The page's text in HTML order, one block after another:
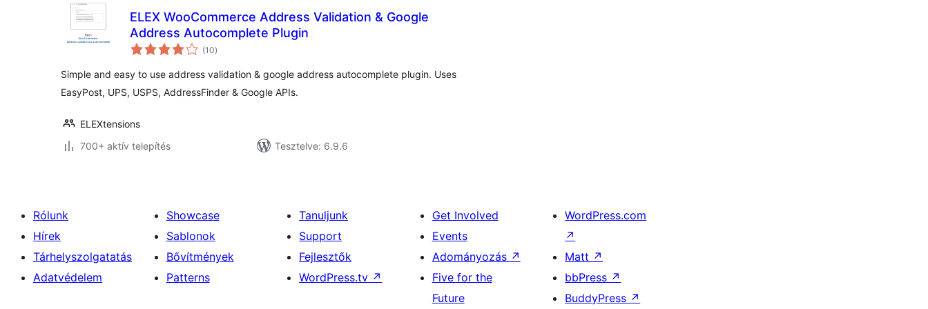
ELEX WooCommerce Address Validation & Google
Address Autocomplete Plugin
(10értékelés
összesen
)
Simple and easy to use address validation & google address autocomplete plugin. Uses
EasyPost, UPS, USPS, AddressFinder & Google APIs.
ELEXtensions
700+ aktív telepítés
Tesztelve: 6.9.6
Rólunk
Hírek
Tárhelyszolgatatás
Adatvédelem
Showcase
Sablonok
Bővítmények
Patterns
Tanuljunk
Support
Fejlesztők
WordPress.tv ↗
Get Involved
Events
Adományozás ↗
Five for the
Future
WordPress.com
↗
Matt ↗
bbPress ↗
BuddyPress ↗